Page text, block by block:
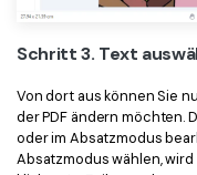
Schritt 3. Text
Von dort aus können Sie
der PDF ändern möchten.
oder im Absatzmodus
Absatzmodus wählen,